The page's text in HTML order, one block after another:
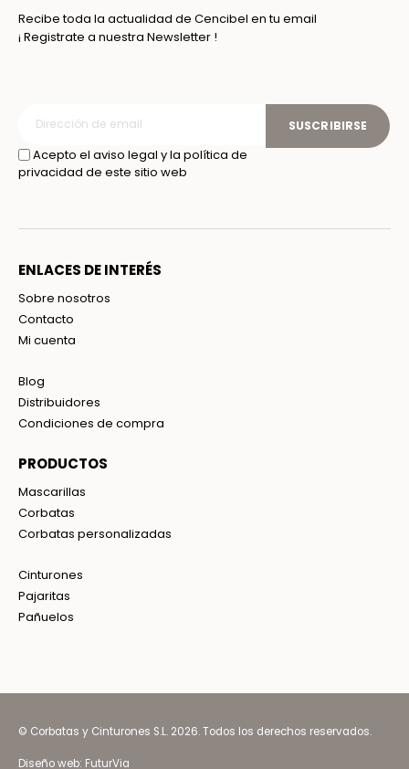
Recibe toda la actualidad de Cencibel en tu email
¡ Registrate a nuestra Newsletter !
Acepto el aviso legal y la política de
privacidad de este sitio web
SUSCRIBIRSE
ENLACES DE INTERÉS
Sobre nosotros
Contacto
Mi cuenta
Blog
Distribuidores
Condiciones de compra
PRODUCTOS
Mascarillas
Corbatas
Corbatas personalizadas
Cinturones
Pajaritas
Pañuelos
© Corbatas y Cinturones S.L. 2026. Todos los derechos reservados.
Diseño web: FuturVia